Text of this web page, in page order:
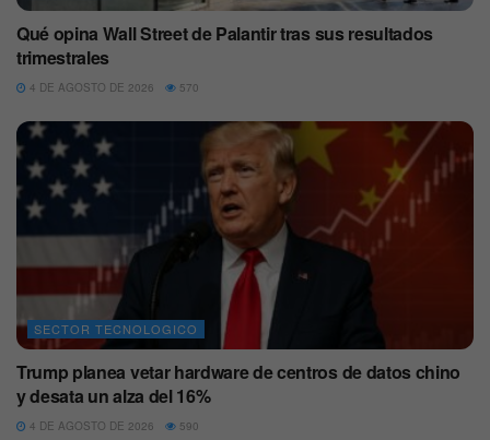
Qué opina Wall Street de Palantir tras sus resultados
trimestrales
4 DE AGOSTO DE 2026 570
SECTOR TECNOLOGICO
Trump planea vetar hardware de centros de datos chino
y desata un alza del 16%
4 DE AGOSTO DE 2026 590